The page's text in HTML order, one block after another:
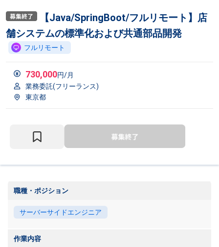
【Java/SpringBoot/フルリモート】店
舗システムの標準化および共通部品開発
フルリモート
730,000円/月
業務委託(フリーランス)
東京都
職種・ポジション
サーバーサイドエンジニア
作業内容